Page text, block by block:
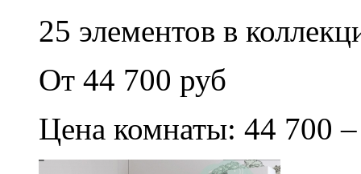
25 элементов в
От 44 700 руб
Цена комнаты: 44 700